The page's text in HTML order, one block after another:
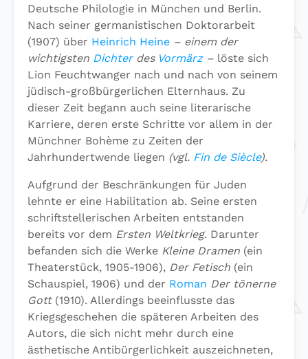
Deutsche Philologie in München und Berlin.
Nach seiner germanistischen Doktorarbeit
(1907) über Heinrich Heine – einem der
wichtigsten Dichterdes Vormärz– löste sich
Lion Feuchtwanger nach und nach von seinem
jüdisch-großbürgerlichen Elternhaus. Zu
dieser Zeit begann auch seine literarische
Karriere, deren erste Schritte vor allem in der
Münchner Bohème zu Zeiten der
Jahrhundertwende liegen (vgl. Fin de Siècle).
Aufgrund der Beschränkungen für Juden
lehnte er eine Habilitation ab. Seine ersten
schriftstellerischen Arbeiten entstanden
bereits vor dem Ersten Weltkrieg. Darunter
befanden sich die Werke Kleine Dramen (ein
Theaterstück, 1905-1906), Der Fetisch (ein
Schauspiel, 1906) und der Roman Der tönerne
Gott(1910). Allerdings beeinflusste das
Kriegsgeschehen die späteren Arbeiten des
Autors, die sich nicht mehr durch eine
ästhetische Antibürgerlichkeit auszeichneten,